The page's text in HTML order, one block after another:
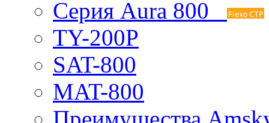
Серия Aura 800
TY-200P
SAT-800
MAT-800